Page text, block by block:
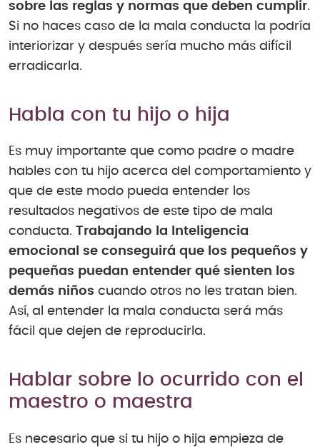
sobre las reglas y normas que deben cumplir.
Si no haces caso de la mala conducta la podría
interiorizar y después sería mucho más difícil
erradicarla.
Habla con tu hijo o hija
Es muy importante que como padre o madre
hables con tu hijo acerca del comportamiento y
que de este modo pueda entender los
resultados negativos de este tipo de mala
conducta. Trabajando la Inteligencia
emocional se conseguirá que los pequeños y
pequeñas puedan entender qué sienten los
demás niños cuando otros no les tratan bien.
Así, al entender la mala conducta será más
fácil que dejen de reproducirla.
Hablar sobre lo ocurrido con el
maestro o maestra
Es necesario que si tu hijo o hija empieza de